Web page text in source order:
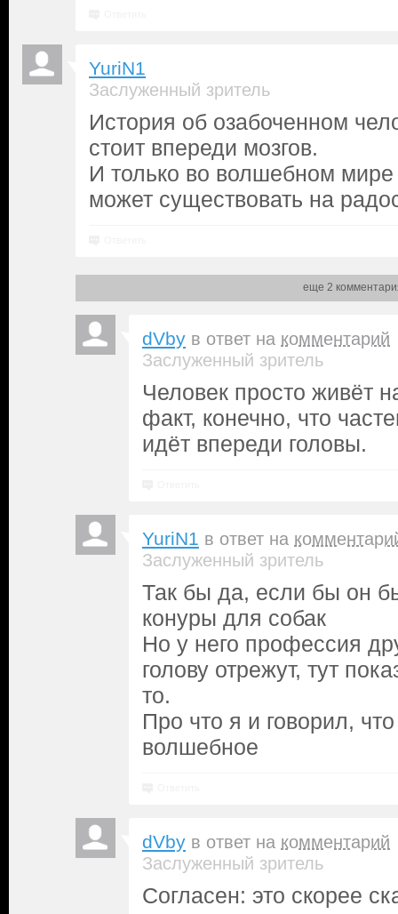
YuriN1
Заслуженный зритель
История об озабоченном
стоит впереди мозгов.
И только во волшебном мире
может существовать на
еще 2
dVby в ответ на комментарий
Заслуженный зритель
Человек просто живёт
факт, конечно, что
идёт впереди головы.
YuriN1 в ответ на
Заслуженный зритель
Так бы да, если бы он
конуры для собак
Но у него профессия
голову отрежут, тут
то.
Про что я и говорил,
волшебное
dVby в ответ на комментарий
Заслуженный зритель
Согласен: это скорее